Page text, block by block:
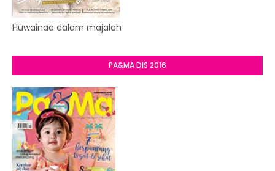
Huwainaa dalam majalah
PA&MA DIS 2016